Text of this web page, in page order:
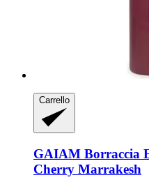
Carrello
GAIAM Borraccia
Cherry Marrakesh